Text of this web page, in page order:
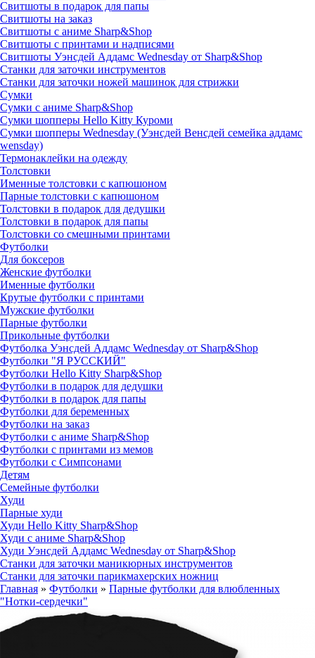
Свитшоты в подарок для папы
Свитшоты на заказ
Свитшоты с аниме Sharp&Shop
Свитшоты с принтами и надписями
Свитшоты Уэнсдей Аддамс Wednesday от Sharp&Shop
Станки для заточки инструментов
Станки для заточки ножей машинок для стрижки
Сумки
Сумки с аниме Sharp&Shop
Сумки шопперы Hello Kitty Куроми
Сумки шопперы Wednesday (Уэнсдей Венсдей семейка аддамс
wensday)
Термонаклейки на одежду
Толстовки
Именные толстовки с капюшоном
Парные толстовки с капюшоном
Толстовки в подарок для дедушки
Толстовки в подарок для папы
Толстовки со смешными принтами
Футболки
Для боксеров
Женские футболки
Именные футболки
Крутые футболки с принтами
Мужские футболки
Парные футболки
Прикольные футболки
Футболка Уэнсдей Аддамс Wednesday от Sharp&Shop
Футболки "Я РУССКИЙ"
Футболки Hello Kitty Sharp&Shop
Футболки в подарок для дедушки
Футболки в подарок для папы
Футболки для беременных
Футболки на заказ
Футболки с аниме Sharp&Shop
Футболки с принтами из мемов
Футболки с Симпсонами
Детям
Семейные футболки
Худи
Парные худи
Худи Hello Kitty Sharp&Shop
Худи с аниме Sharp&Shop
Худи Уэнсдей Аддамс Wednesday от Sharp&Shop
Станки для заточки маникюрных инструментов
Станки для заточки парикмахерских ножниц
Главная » Футболки » Парные футболки для влюбленных
"Нотки-сердечки"